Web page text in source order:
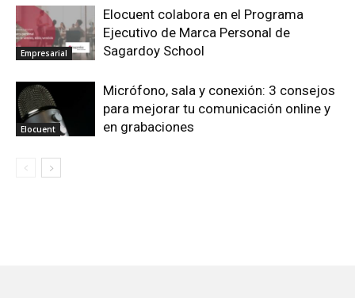
Empresarial
Elocuent colabora en el Programa
Ejecutivo de Marca Personal de
Sagardoy School
Elocuent
Micrófono, sala y conexión: 3 consejos
para mejorar tu comunicación online y
en grabaciones